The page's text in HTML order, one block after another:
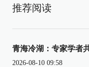
推荐阅读
青海冷湖：专家学者
2026-08-10 09:58